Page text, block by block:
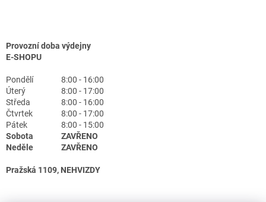
Provozní doba výdejny
E-SHOPU
Pondělí
8:00 - 16:00
Úterý
8:00 - 17:00
Středa
8:00 - 16:00
Čtvrtek
8:00 - 17:00
Pátek
8:00 - 15:00
Sobota
ZAVŘENO
Neděle
ZAVŘENO
Pražská 1109, NEHVIZDY